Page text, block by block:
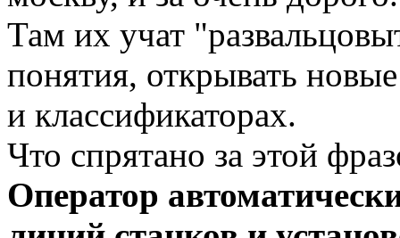
Там их учат
понятия, открывать
и классификаторах.
Что спрятано за этой
Оператор